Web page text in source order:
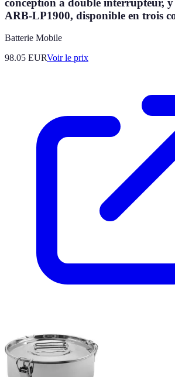
ARB-LP1900, disponible en trois
Batterie Mobile
98.05 EURVoir le prix